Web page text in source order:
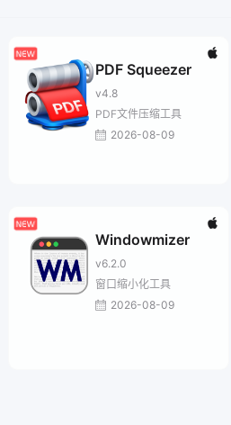
PDF Squeezer
v4.8
PDF文件压缩工具
2026-08-09
Windowmizer
v6.2.0
窗口缩小化工具
2026-08-09